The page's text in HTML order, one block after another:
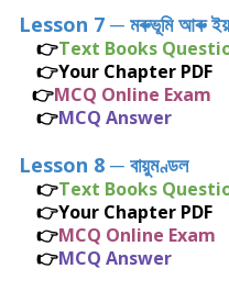
Lesson 7 ─ মৰুভূমি আৰু
👉Text Books
👉Your Chapter PDF
👉MCQ Online Exam
👉MCQ Answer
Lesson 8 ─ বায়ুমণ্ডল
👉Text Books
👉Your Chapter PDF
👉MCQ Online Exam
👉MCQ Answer